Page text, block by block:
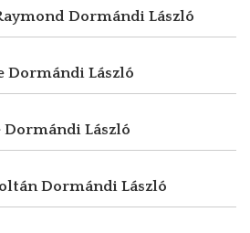
Dormándi László
Dormándi László
Dormándi László
Dormándi László